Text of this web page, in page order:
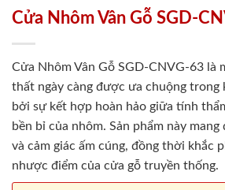
Cửa Nhôm Vân Gỗ SGD-
Cửa Nhôm Vân Gỗ SGD-CNVG-63 là
thất ngày càng được ưa chuộng trong
bởi sự kết hợp hoàn hảo giữa tính
bền bỉ của nhôm. Sản phẩm này
và cảm giác ấm cúng, đồng thời khắc
nhược điểm của cửa gỗ truyền thống.